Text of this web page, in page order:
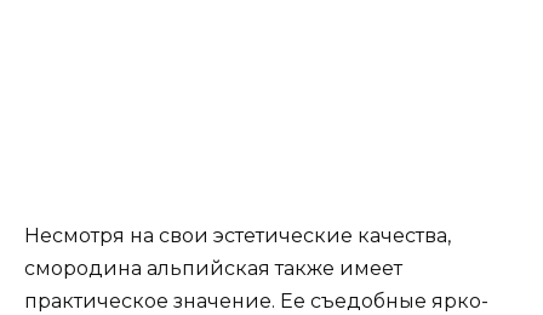
Несмотря на свои эстетические качества,
смородина альпийская также имеет
практическое значение. Ее съедобные ярко-